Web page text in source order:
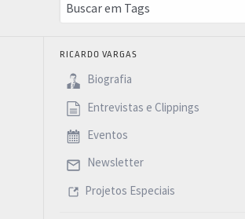
RICARDO VARGAS
Biografia
Entrevistas e Clippings
Eventos
Newsletter
Projetos Especiais